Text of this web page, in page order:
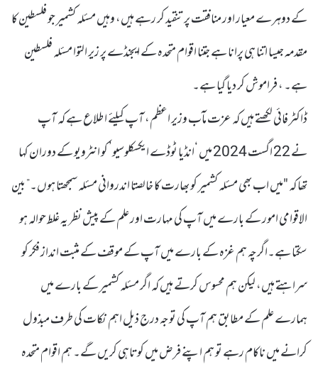
کے دوہرے معیار اور منافقت پر تنقید کر رہے ہیں، وہیں مسئلہ کشمیر جو فلسطین کا
مقدمہ جیسا اتنا ہی پرانا ہے جتنا اقوام متحدہ کے ایجنڈے پر زیر التوا مسئلہ فلسطین
ہے۔ ، فراموش کر دیا گیا ہے۔
ڈاکٹر فائی لکھتے ہیں کہ عزت مآب وزیر اعظم، آپ کیلئے اطلاع ہے کہ آپ
نے 22 اگست 2024 میں ‘انڈیا ٹوڈے ایکسکلوسیو’ کو انٹرویو کے دوران کہا
تھا کہ "میں اب بھی مسئلہ کشمیر کو بھارت کا خالصتا اندروانی مسئلہ سمجھتا ہوں۔” بین
الاقوامی امور کے بارے میں آپ کی مہارت اور علم کے پیش نظر یہ غلط حوالہ ہو
سکتا ہے۔اگرچہ ہم غزہ کے بارے میں آپ کے موقف کے مثبت انداز فکر کو
سراہتے ہیں، لیکن ہم محسوس کرتے ہیں کہ اگر مسئلہ کشمیر کے بارے میں
ہمارے علم کے مطابق ہم آپ کی توجہ درج ذیل اہم نکات کی طرف مبذول
کرانے میں ناکام رہے تو ہم اپنے فرض میں کوتاہی کریں گے۔ ہم اقوام متحدہ